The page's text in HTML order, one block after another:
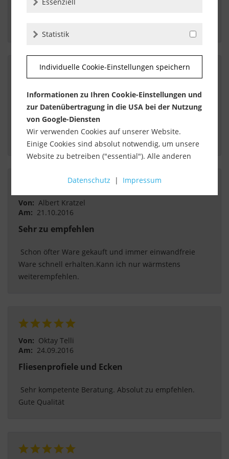
Perfekte Abwicklung hochwertiges Produkt
Am: 25.10.2016
Top
Von: Albert Kratzel
Am: 21.10.2016
Sehr zu empfehlen
Ware schnell erhalten.Kann ich nur wärmstens
weiterempfehlen.
Von: Oktay Telli
Am: 24.09.2016
Fliesenprofiele und Ecken
Gute Qualität
Statistik
Individuelle Cookie-Einstellungen speichern
Informationen zu Ihren Cookie-Einstellungen und
zur Datenübertragung in die USA bei der Nutzung
von Google-Diensten
Wir verwenden Cookies auf unserer Website.
Einige Cookies sind absolut notwendig, um unsere
Website zu betreiben ("essential"). Alle anderen
Verwendung zustimmen (z. B. für Google Maps).
Über die Auswahl bestimmter Cookies in den
Akkordeon-Elementen können Sie wählen, ob Sie
"nur wesentliche Cookies ", "alle Cookies
Einstellungen speichern" möchten.
Die Zustimmung zur Verwendung von nicht
im Fußbereich der Seite finden. Ergänzende
Informationen finden Sie in unseren
Datenschutzbestimmungen.
Wir nutzen Google Analytics, um eine
Auswertung der Website zu erhalten, um die
Website und das Nutzererlebnis zu verbessern.
Verweildauer auf der Seite und die Interaktion
Datenschutz | Impressum